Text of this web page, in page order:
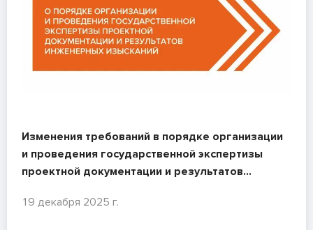
Изменения требований в порядке организации
и проведения государственной экспертизы
проектной документации и результатов
19 декабря 2025 г.